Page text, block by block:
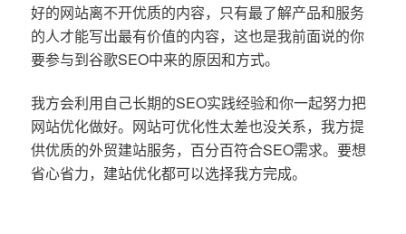
好的网站离不开优质的内容，只有最了解产品和服务
的人才能写出最有价值的内容，这也是我前面说的你
要参与到谷歌SEO中来的原因和方式。
我方会利用自己长期的SEO实践经验和你一起努力把
网站优化做好。网站可优化性太差也没关系，我方提
供优质的外贸建站服务，百分百符合SEO需求。要想
省心省力，建站优化都可以选择我方完成。